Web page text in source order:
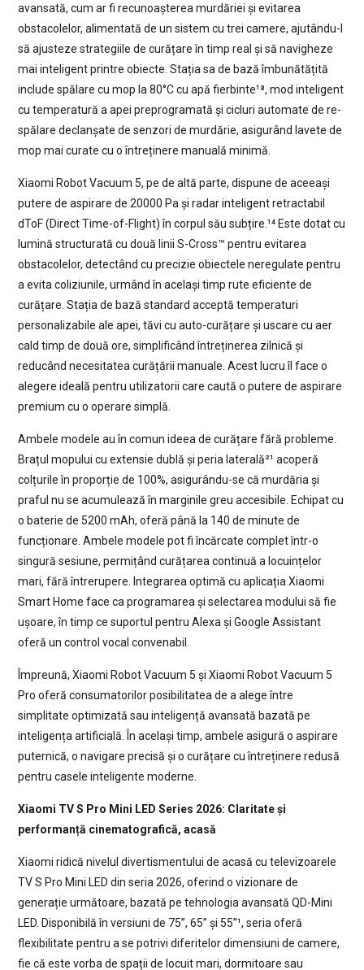
avansată, cum ar fi recunoașterea murdăriei și evitarea
obstacolelor, alimentată de un sistem cu trei camere, ajutându-l
să ajusteze strategiile de curățare în timp real și să navigheze
mai inteligent printre obiecte. Stația sa de bază îmbunătățită
include spălare cu mop la 80°C cu apă fierbinte¹⁸, mod inteligent
cu temperatură a apei preprogramată și cicluri automate de re-
spălare declanșate de senzori de murdărie, asigurând lavete de
mop mai curate cu o întreținere manuală minimă.
Xiaomi Robot Vacuum 5, pe de altă parte, dispune de aceeași
putere de aspirare de 20000 Pa și radar inteligent retractabil
dToF (Direct Time-of-Flight) în corpul său subțire.¹⁴ Este dotat cu
lumină structurată cu două linii S-Cross™ pentru evitarea
obstacolelor, detectând cu precizie obiectele neregulate pentru
a evita coliziunile, urmând în același timp rute eficiente de
curățare. Stația de bază standard acceptă temperaturi
personalizabile ale apei, tăvi cu auto-curățare și uscare cu aer
cald timp de două ore, simplificând întreținerea zilnică și
reducând necesitatea curățării manuale. Acest lucru îl face o
alegere ideală pentru utilizatorii care caută o putere de aspirare
premium cu o operare simplă.
Ambele modele au în comun ideea de curățare fără probleme.
Brațul mopului cu extensie dublă și peria laterală²¹ acoperă
colțurile în proporție de 100%, asigurându-se că murdăria și
praful nu se acumulează în marginile greu accesibile. Echipat cu
o baterie de 5200 mAh, oferă până la 140 de minute de
funcționare. Ambele modele pot fi încărcate complet într-o
singură sesiune, permițând curățarea continuă a locuințelor
mari, fără întrerupere. Integrarea optimă cu aplicația Xiaomi
Smart Home face ca programarea și selectarea modului să fie
ușoare, în timp ce suportul pentru Alexa și Google Assistant
oferă un control vocal convenabil.
Împreună, Xiaomi Robot Vacuum 5 și Xiaomi Robot Vacuum 5
Pro oferă consumatorilor posibilitatea de a alege între
simplitate optimizată sau inteligență avansată bazată pe
inteligența artificială. În același timp, ambele asigură o aspirare
puternică, o navigare precisă și o curățare cu întreținere redusă
pentru casele inteligente moderne.
Xiaomi TV S Pro Mini LED Series 2026: Claritate și
performanță cinematografică, acasă
Xiaomi ridică nivelul divertismentului de acasă cu televizoarele
TV S Pro Mini LED din seria 2026, oferind o vizionare de
generație următoare, bazată pe tehnologia avansată QD-Mini
LED. Disponibilă în versiuni de 75”, 65” și 55”¹, seria oferă
flexibilitate pentru a se potrivi diferitelor dimensiuni de camere,
fie că este vorba de spații de locuit mari, dormitoare sau